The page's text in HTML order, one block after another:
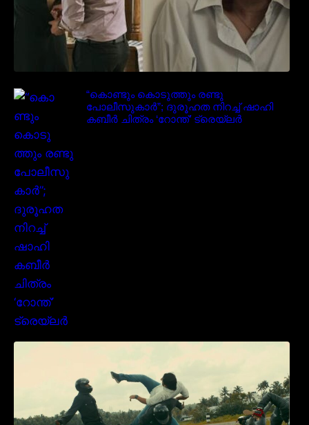
“കൊണ്ടും കൊടുത്തും രണ്ടു
പോലീസുകാർ”; ദുരൂഹത നിറച്ച് ഷാഹി
കബീർ ചിത്രം ‘റോന്ത്’ ട്രെയ്‌ലർ